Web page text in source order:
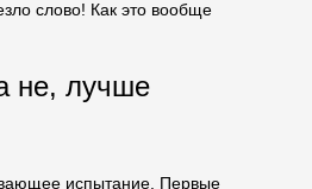
слово! Как это вообще
не, лучше
испытание. Первые